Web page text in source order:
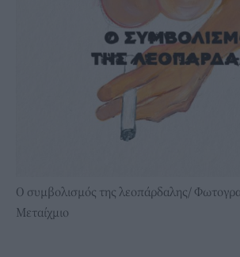
Ο συμβολισμός της λεοπάρδαλης/
Μεταίχμιο